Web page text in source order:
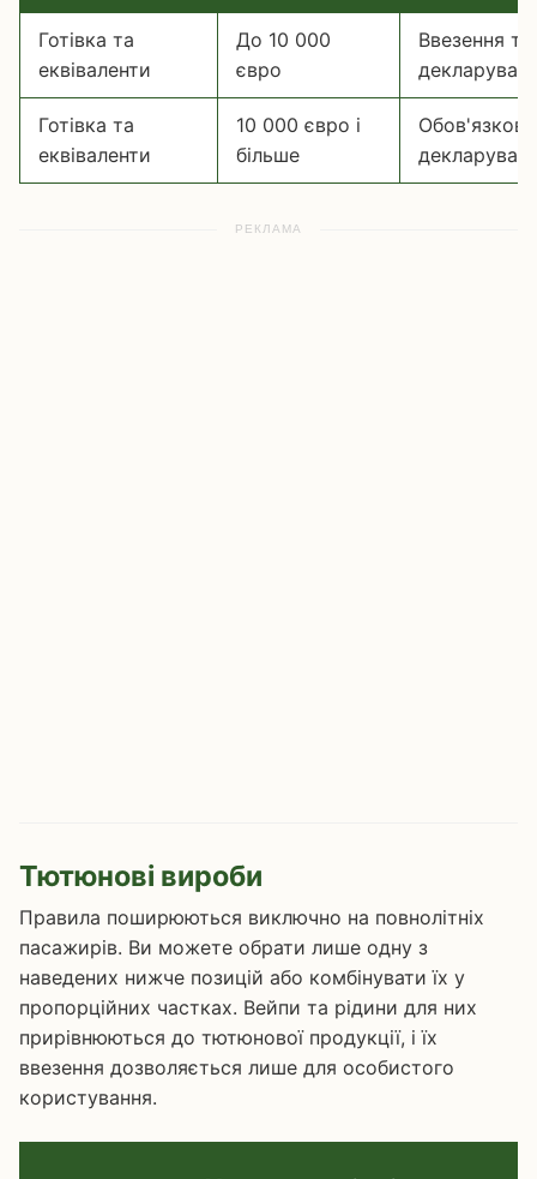
Готівка та
еквіваленти
До 10 000
євро
Ввезення
Готівка та
еквіваленти
10 000 євро і
більше
РЕКЛАМА
Тютюнові вироби
Правила поширюються виключно на повнолітніх
пасажирів. Ви можете обрати лише одну з
наведених нижче позицій або комбінувати їх у
пропорційних частках. Вейпи та рідини для них
прирівнюються до тютюнової продукції, і їх
ввезення дозволяється лише для особистого
користування.